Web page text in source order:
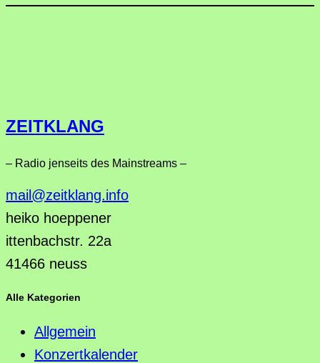
ZEITKLANG
– Radio jenseits des Mainstreams –
mail@zeitklang.info
heiko hoeppener
ittenbachstr. 22a
41466 neuss
Alle Kategorien
Allgemein
Konzertkalender